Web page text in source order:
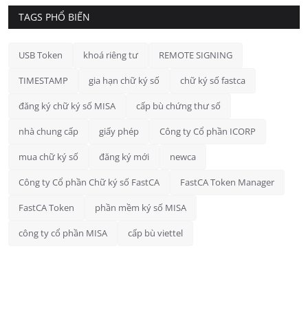
TAGS PHỔ BIẾN
USB Token khoá riêng tư REMOTE SIGNING
TIMESTAMP gia hạn chữ ký số chữ ký số fastca
đăng ký chữ ký số MISA cấp bù chứng thư số
nhà chung cấp giấy phép Công ty Cổ phần ICORP
mua chữ ký số đăng ký mới newca
Công ty Cổ phần Chữ ký số FastCA FastCA Token Manager
FastCA Token phần mềm ký số MISA
công ty cổ phần MISA cấp bù viettel